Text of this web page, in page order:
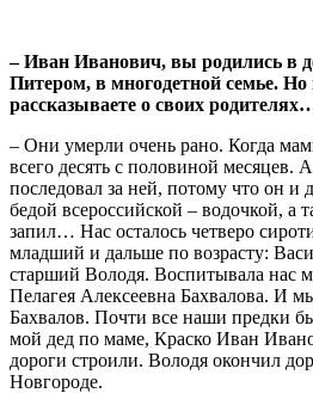
– Иван Иванович, вы родились в
Питером, в многодетной семье. Но
рассказываете о своих
– Они умерли очень рано. Когда
всего десять с половиной месяцев.
последовал за ней, потому что он и
бедой всероссийской – водочкой, а
запил… Нас осталось четверо
младший и дальше по возрасту:
старший Володя. Воспитывала нас
Пелагея Алексеевна Бахвалова. И
Бахвалов. Почти все наши предки
мой дед по маме, Краско Иван
дороги строили. Володя окончил
Новгороде.